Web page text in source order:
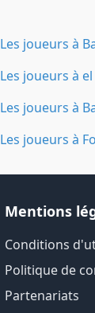
Les joueurs à
Les joueurs à el
Les joueurs à
Les joueurs à
Mentions
Conditions
Politique de
Partenariats